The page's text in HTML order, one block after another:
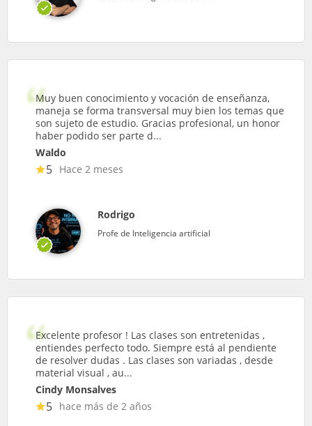
Muy buen conocimiento y vocación de enseñanza,
maneja se forma transversal muy bien los temas que
son sujeto de estudio. Gracias profesional, un honor
haber podido ser parte d...
Waldo
5 Hace 2 meses
Rodrigo
Profe de Inteligencia artificial
Excelente profesor ! Las clases son entretenidas ,
entiendes perfecto todo. Siempre está al pendiente
de resolver dudas . Las clases son variadas , desde
material visual , au...
Cindy Monsalves
5 hace más de 2 años